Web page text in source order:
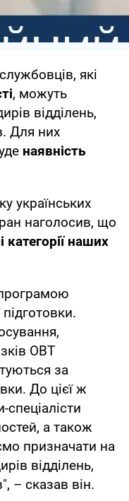
які
, можуть
відділень,
Для них
наявність
українських
наголосив, що
наших
ОВТ
за
До цієї ж
спеціалісти
а також
призначати на
відділень,
– сказав він.